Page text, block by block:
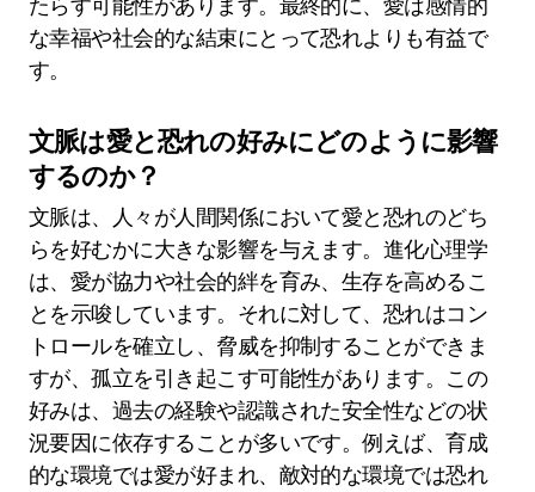
な幸福や社会的な結束にとって恐れよりも有益で
す。
文脈は愛と恐れの好みにどのように影響
するのか？
文脈は、人々が人間関係において愛と恐れのどち
らを好むかに大きな影響を与えます。進化心理学
は、愛が協力や社会的絆を育み、生存を高めるこ
とを示唆しています。それに対して、恐れはコン
トロールを確立し、脅威を抑制することができま
すが、孤立を引き起こす可能性があります。この
好みは、過去の経験や認識された安全性などの状
況要因に依存することが多いです。例えば、育成
的な環境では愛が好まれ、敵対的な環境では恐れ